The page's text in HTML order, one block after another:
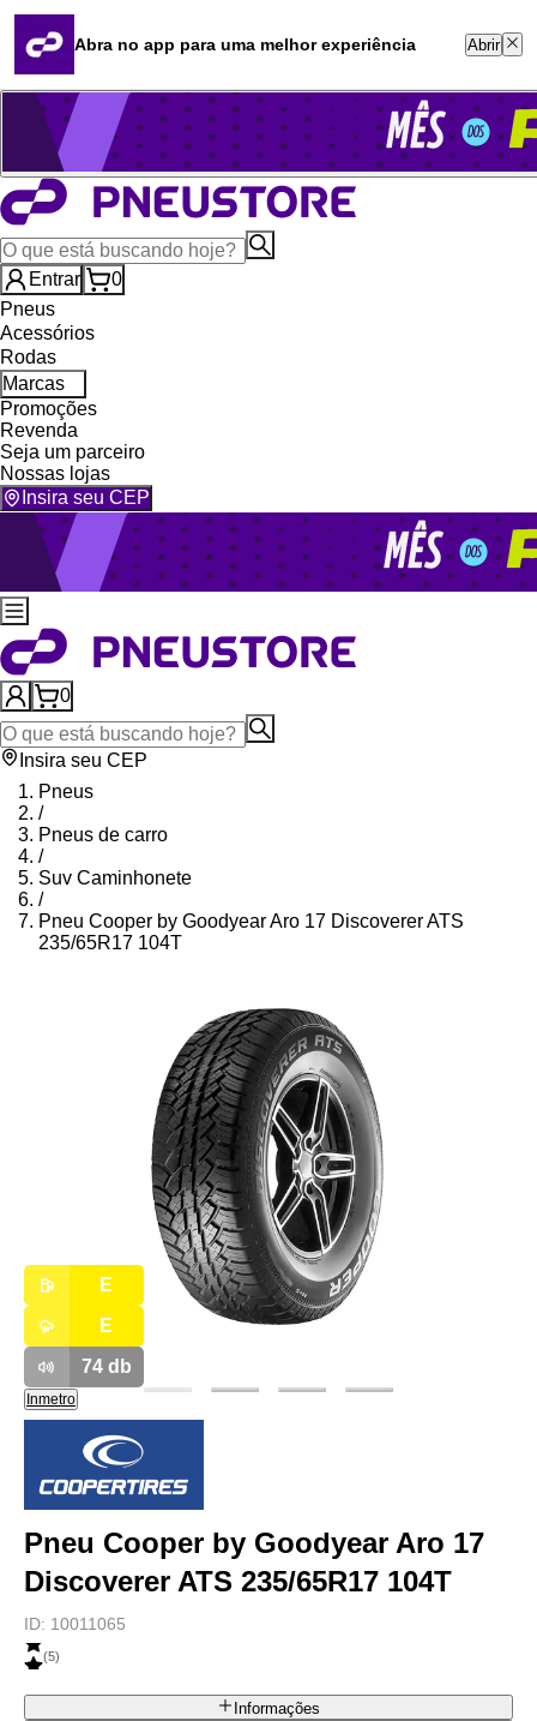
Quero revender
Blog
Whatsapp (16) 99764-8401
Televendas (47) 3046-2551
Entrar
0
Pneus
Acessórios
Rodas
Marcas
Promoções
Revenda
Seja um parceiro
Nossas lojas
Insira seu CEP
0
Insira seu CEP
Pneus
/
Pneus de carro
/
Suv Caminhonete
/
Pneu Cooper by Goodyear Aro 17 Discoverer ATS
235/65R17 104T
E
E
74db
Inmetro
Pneu Cooper by Goodyear Aro 17
Discoverer ATS 235/65R17 104T
ID: 10011065
(5)
Informações
Abra no app para uma melhor experiência Abrir